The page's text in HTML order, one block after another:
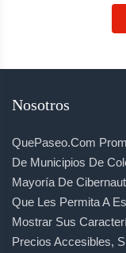
Nosotros
QuePaseo.com
De Municipios De
Mayoría De
Que Les Permita A
Mostrar Sus
Precios Accesibles,